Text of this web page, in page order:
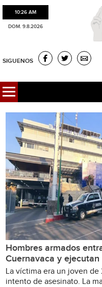
10:26 AM
DOM. 9.8.2026
SIGUENOS
Hombres armados
Cuernavaca y
La víctima era un joven
intento de asesinato. La